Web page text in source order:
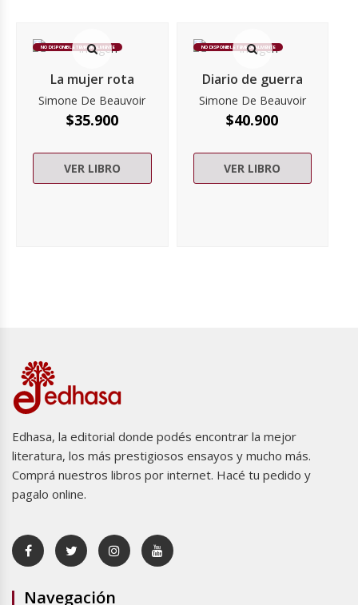
NO DISPONIBLE TEMPORALMENTE
La mujer rota
Simone De Beauvoir
$35.900
VER LIBRO
NO DISPONIBLE TEMPORALMENTE
Diario de guerra
Simone De Beauvoir
$40.900
VER LIBRO
Edhasa, la editorial donde podés encontrar la mejor
literatura, los más prestigiosos ensayos y mucho más.
Comprá nuestros libros por internet. Hacé tu pedido y
pagalo online.
Navegación